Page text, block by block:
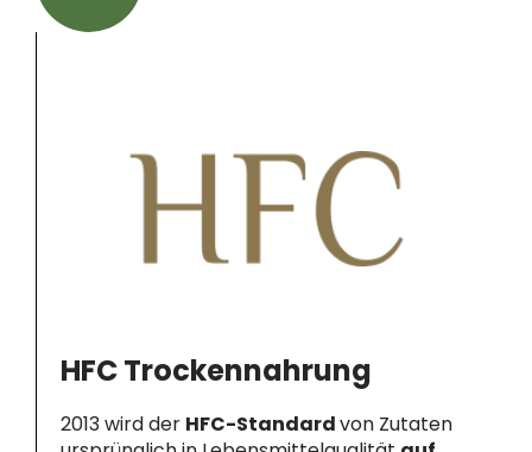
HFC Trockennahrung
2013 wird der HFC-Standardvon Zutaten